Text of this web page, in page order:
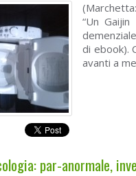
“Un
di ebook).
avanti a
par-anormale,